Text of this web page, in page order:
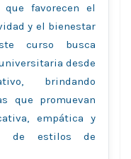
favorecen el
y el bienestar
curso busca
desde
brindando
que promuevan
empática y
de estilos de